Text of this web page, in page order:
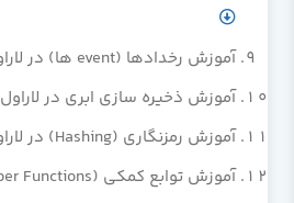
آموزش رخدادها (event ها) در لاراول
آموزش ذخیره سازی ابری در لاراول
آموزش رمزنگاری (Hashing) در لاراول
آموزش توابع کمکی (Helper Functions) در لاراول